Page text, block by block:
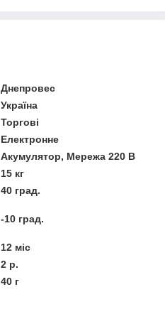
Днепровес
Україна
Торгові
Електронне
Акумулятор, Мережа 220 В
15 кг
40 град.
-10 град.
12 міс
2 р.
40 г